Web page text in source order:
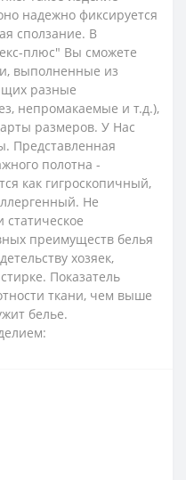
надежно фиксируется
сползание. В
плюс" Вы сможете
выполненные из
разные
непромакаемые и т.д.),
размеров. У Нас
Представленная
полотна -
как гигроскопичный,
Не
преимуществ белья
хозяек,
Показатель
ткани, чем выше
белье.